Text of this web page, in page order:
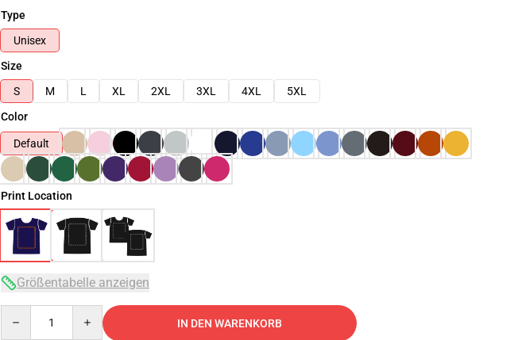
Type
Unisex
Size
S
M L XL 2XL 3XL 4XL
5XL
Color
Default
Print Location
Größentabelle anzeigen
IN DEN WARENKORB